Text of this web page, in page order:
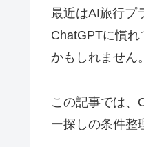
最近はAI旅行プ
ChatGPTに慣
かもしれません。
この記事では、
ー探しの条件整